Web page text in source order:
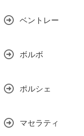
ベントレー
ボルボ
ポルシェ
マセラティ